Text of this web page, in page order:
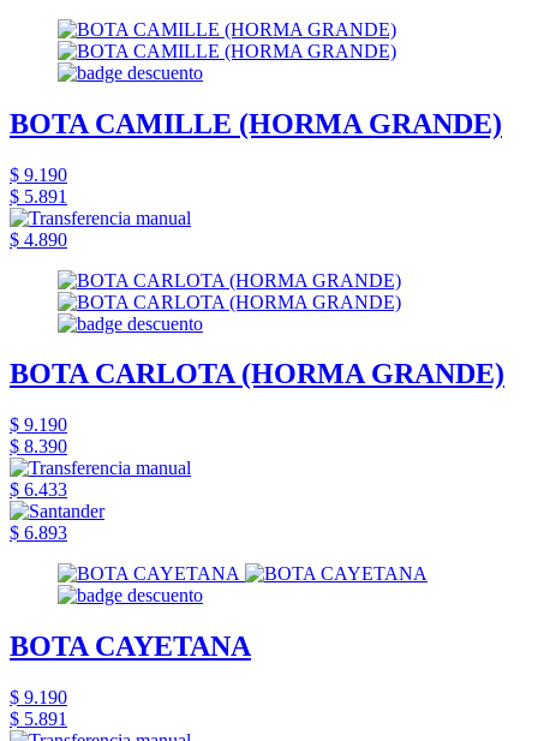
BOTA CAMILLE (HORMA GRANDE)
$ 9.190
$ 5.891
$ 4.890
BOTA CARLOTA (HORMA GRANDE)
$ 9.190
$ 8.390
$ 6.433
$ 6.893
BOTA CAYETANA
$ 9.190
$ 5.891